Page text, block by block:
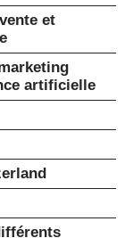
et
artificielle